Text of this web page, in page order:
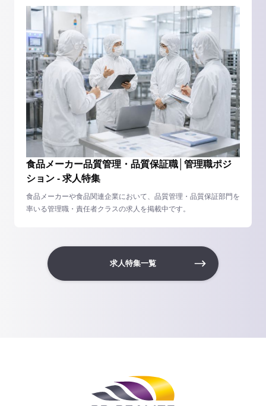
食品メーカー品質管理・品質保証職│管理職ポジ
ション - 求人特集
食品メーカーや食品関連企業において、品質管理・品質保証部門を
率いる管理職・責任者クラスの求人を掲載中です。
求人特集一覧